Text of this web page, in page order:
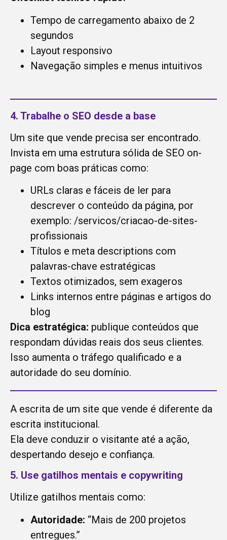
Tempo de carregamento abaixo de 2
segundos
Layout responsivo
Navegação simples e menus intuitivos
4. Trabalhe o SEO desde a base
Um site que vende precisa ser encontrado.
Invista em uma estrutura sólida de SEO on-
page com boas práticas como:
URLs claras e fáceis de ler para
descrever o conteúdo da página, por
exemplo: /servicos/criacao-de-sites-
profissionais
Títulos e meta descriptions com
palavras-chave estratégicas
Textos otimizados, sem exageros
Links internos entre páginas e artigos do
blog
Dica estratégica: publique conteúdos que
respondam dúvidas reais dos seus clientes.
Isso aumenta o tráfego qualificado e a
autoridade do seu domínio.
A escrita de um site que vende é diferente da
escrita institucional.
Ela deve conduzir o visitante até a ação,
despertando desejo e confiança.
5. Use gatilhos mentais e copywriting
Utilize gatilhos mentais como:
Autoridade: “Mais de 200 projetos
entregues.”